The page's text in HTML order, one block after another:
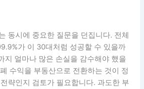
동시에 중요한 질문을 던집니다. 전체
가 이 30대처럼 성공할 수 있을까
지 얼마나 많은 손실을 감수해야 했을
수익을 부동산으로 전환하는 것이 정
략인지 검토가 필요합니다. 과도한 부